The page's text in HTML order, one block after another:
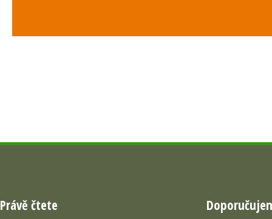
Právě čtete